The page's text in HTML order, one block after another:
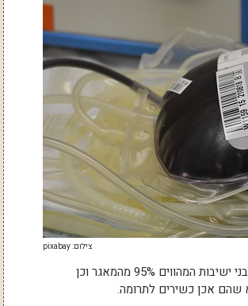
צילום: pixabay
מאגר תורמי הדם של “זכרון מנחם” מורכב מכ-2,000 תורמים ביניהם בני ישיבות המהווים 95% מהמאגר וכן
שהם אכן כשירים לתרומה.